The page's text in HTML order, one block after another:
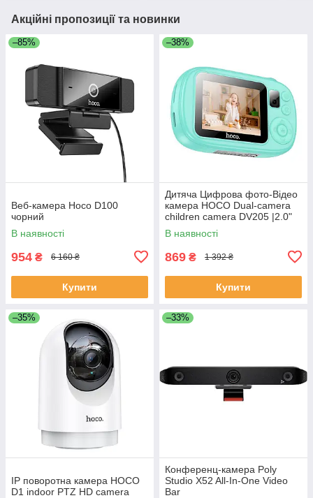
Акційні пропозиції та новинки
–85%
Веб-камера Hoco D100
чорний
В наявності
954 ₴ 6 160 ₴
Купити
–38%
Дитяча Цифрова фото-Відео
камера HOCO Dual-camera
children camera DV205 |2.0"
HD screen|
В наявності
869 ₴ 1 392 ₴
Купити
–35%
IP поворотна камера HOCO
D1 indoor PTZ HD camera
–33%
Конференц-камера Poly
Studio X52 All-In-One Video
Bar